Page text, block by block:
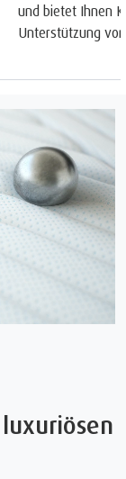
und bietet Ihnen
Unterstützung